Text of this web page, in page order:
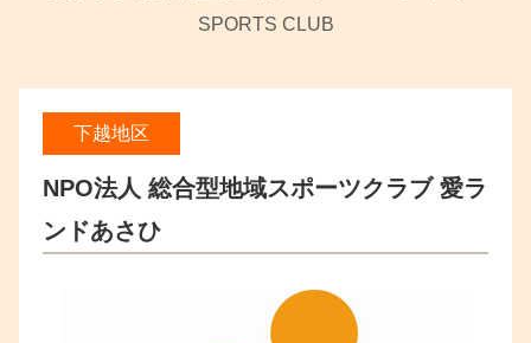
SPORTS CLUB
下越地区
NPO法人 総合型地域スポーツクラブ 愛ラ
ンドあさひ